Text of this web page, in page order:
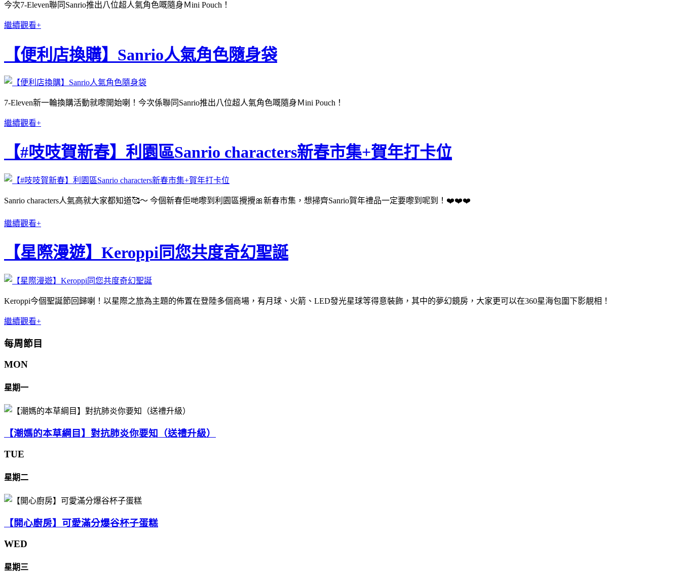
今次7-Eleven聯同Sanrio推出八位超人氣角色嘅隨身Ｍini Pouch！
繼續觀看+
【便利店換購】Sanrio人氣角色隨身袋
7-Eleven新一輪換購活動就嚟開始喇！今次係聯同Sanrio推出八位超人氣角色嘅隨身Ｍini Pouch！
繼續觀看+
【#吱吱賀新春】利園區Sanrio characters新春市集+賀年打卡位
Sanrio characters人氣高就大家都知道🥰〜 今個新春佢哋嚟到利園區攪攪🎀新春市集，想掃齊Sanrio賀年禮品一定要嚟到呢到！❤️❤️❤️
繼續觀看+
【星際漫遊】Keroppi同您共度奇幻聖誕
Keroppi今個聖誕節回歸喇！以星際之旅為主題的佈置在登陸多個商場，有月球、火箭、LED發光星球等得意裝飾，其中的夢幻鏡房，大家更可以在360星海包圍下影靚相！
繼續觀看+
每周節目
MON
星期一
【潮媽的本草綱目】對抗肺炎你要知（送禮升級）
TUE
星期二
【開心廚房】可愛滿分爆谷杯子蛋糕
WED
星期三